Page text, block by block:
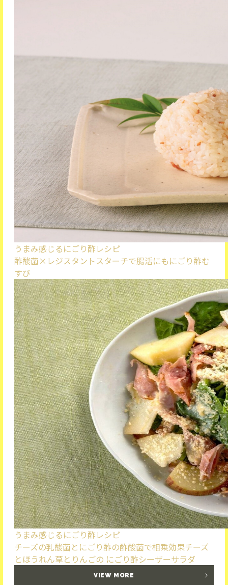
うまみ感じるにごり酢レシピ
酢酸菌×レジスタントスターチで腸活にもにごり酢む
すび
うまみ感じるにごり酢レシピ
チーズの乳酸菌とにごり酢の酢酸菌で相乗効果チーズ
とほうれん草とりんごの にごり酢シーザーサラダ
VIEW MORE